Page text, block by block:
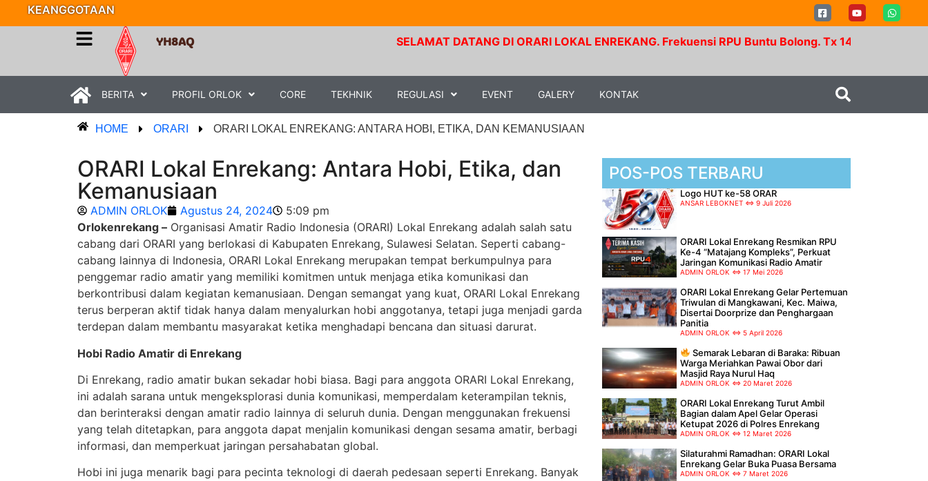
KEANGGOTAAN
YH8AQ SELAMAT DATANG DI ORARI LOKAL ENREKANG. Frekuensi RPU Buntu Bolong. Tx 145.350 Mhz - Rx
BERITA PROFIL ORLOK CORE TEKHNIK REGULASI EVENT GALERY KONTAK
HOME ORARI ORARI LOKAL ENREKANG: ANTARA HOBI, ETIKA, DAN KEMANUSIAAN
ORARI Lokal Enrekang: Antara Hobi, Etika, dan
Kemanusiaan
ADMIN ORLOK Agustus 24, 2024
5:09 pm
Orlokenrekang – Organisasi Amatir Radio Indonesia (ORARI) Lokal Enrekang adalah salah satu
cabang dari ORARI yang berlokasi di Kabupaten Enrekang, Sulawesi Selatan. Seperti cabang-
cabang lainnya di Indonesia, ORARI Lokal Enrekang merupakan tempat berkumpulnya para
penggemar radio amatir yang memiliki komitmen untuk menjaga etika komunikasi dan
berkontribusi dalam kegiatan kemanusiaan. Dengan semangat yang kuat, ORARI Lokal Enrekang
terus berperan aktif tidak hanya dalam menyalurkan hobi anggotanya, tetapi juga menjadi garda
terdepan dalam membantu masyarakat ketika menghadapi bencana dan situasi darurat.
Hobi Radio Amatir di Enrekang
Di Enrekang, radio amatir bukan sekadar hobi biasa. Bagi para anggota ORARI Lokal Enrekang,
ini adalah sarana untuk mengeksplorasi dunia komunikasi, memperdalam keterampilan teknis,
dan berinteraksi dengan amatir radio lainnya di seluruh dunia. Dengan menggunakan frekuensi
yang telah ditetapkan, para anggota dapat menjalin komunikasi dengan sesama amatir, berbagi
informasi, dan memperkuat jaringan persahabatan global.
Hobi ini juga menarik bagi para pecinta teknologi di daerah pedesaan seperti Enrekang. Banyak
POS-POS TERBARU
Logo HUT ke-58 ORAR
ANSAR LEBOKNET 9 Juli 2026
ORARI Lokal Enrekang Resmikan RPU
Ke-4 “Matajang Kompleks”, Perkuat
Jaringan Komunikasi Radio Amatir
ADMIN ORLOK 17 Mei 2026
ORARI Lokal Enrekang Gelar Pertemuan
Triwulan di Mangkawani, Kec. Maiwa,
Disertai Doorprize dan Penghargaan
Panitia
ADMIN ORLOK 5 April 2026
Semarak Lebaran di Baraka: Ribuan
Warga Meriahkan Pawai Obor dari
Masjid Raya Nurul Haq
ADMIN ORLOK 20 Maret 2026
ORARI Lokal Enrekang Turut Ambil
Bagian dalam Apel Gelar Operasi
Ketupat 2026 di Polres Enrekang
ADMIN ORLOK 12 Maret 2026
Silaturahmi Ramadhan: ORARI Lokal
Enrekang Gelar Buka Puasa Bersama
ADMIN ORLOK 7 Maret 2026